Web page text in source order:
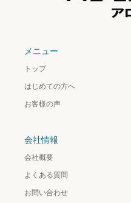
メニュー
トップ
はじめての方へ
お客様の声
会社情報
会社概要
よくある質問
お問い合わせ